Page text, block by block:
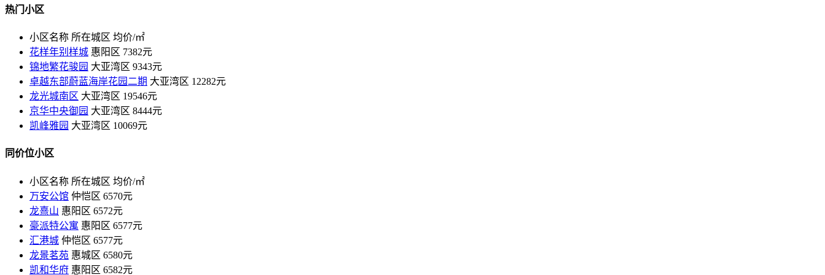
热门小区
小区名称 所在城区 均价/㎡
花样年别样城 惠阳区 7382元
锦地繁花骏园 大亚湾区 9343元
卓越东部蔚蓝海岸花园二期 大亚湾区 12282元
龙光城南区 大亚湾区 19546元
京华中央御园 大亚湾区 8444元
凯峰雅园 大亚湾区 10069元
同价位小区
小区名称 所在城区 均价/㎡
万安公馆 仲恺区 6570元
龙熹山 惠阳区 6572元
豪派特公寓 惠阳区 6577元
汇港城 仲恺区 6577元
龙景茗苑 惠城区 6580元
凯和华府 惠阳区 6582元